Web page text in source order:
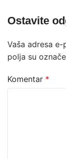
Ostavite
Vaša adresa
polja su
Komentar *